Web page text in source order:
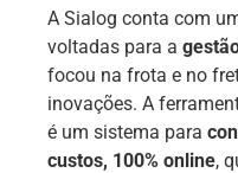
A Sialog conta com
voltadas para a
focou na frota e no
inovações. A
é um sistema para
custos, 100% online,